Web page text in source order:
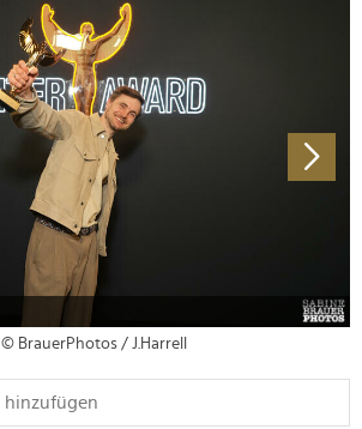
© BrauerPhotos / J.Harrell